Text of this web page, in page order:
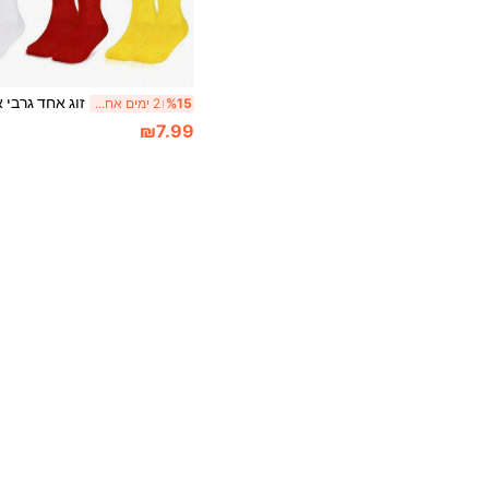
%15 2 ימים אחרונים
₪7.99